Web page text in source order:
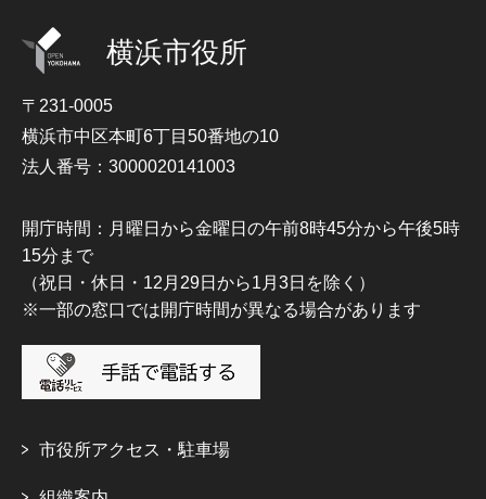
横浜市役所
〒231-0005
横浜市中区本町6丁目50番地の10
法人番号：3000020141003
開庁時間：月曜日から金曜日の午前8時45分から午後5時
15分まで
（祝日・休日・12月29日から1月3日を除く）
※一部の窓口では開庁時間が異なる場合があります
市役所アクセス・駐車場